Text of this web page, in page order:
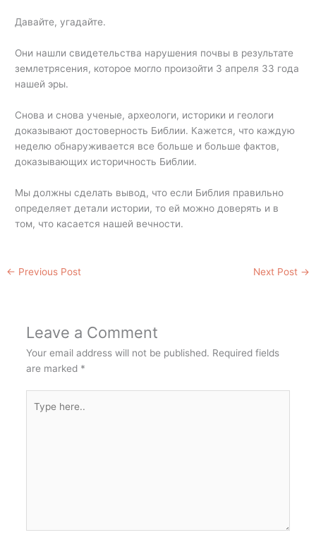
Давайте, угадайте.
Они нашли свидетельства нарушения почвы в результате
землетрясения, которое могло произойти 3 апреля 33 года
нашей эры.
Снова и снова ученые, археологи, историки и геологи
доказывают достоверность Библии. Кажется, что каждую
неделю обнаруживается все больше и больше фактов,
доказывающих историчность Библии.
Мы должны сделать вывод, что если Библия правильно
определяет детали истории, то ей можно доверять и в
том, что касается нашей вечности.
← Previous Post Next Post →
Leave a Comment
Your email address will not be published. Required fields
are marked *
here..